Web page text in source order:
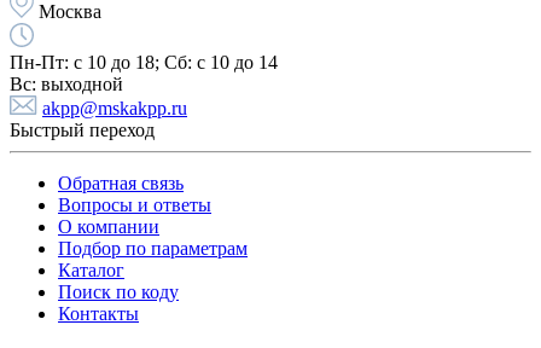
Москва
Пн-Пт: с 10 до 18; Cб: с 10 до 14
Вс: выходной
akpp@mskakpp.ru
Быстрый переход
Обратная связь
Вопросы и ответы
О компании
Подбор по параметрам
Каталог
Поиск по коду
Контакты